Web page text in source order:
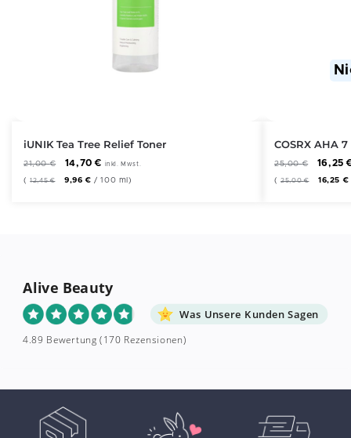
iUNIK Tea Tree Relief Toner
21,00€ 14,70€ inkl. Mwst.
(12,45€ 9,96€ /100 ml)
COSRX AHA
25,00€ 16,25
(25,00€ 16,25€
Alive Beauty
Was Unsere Kunden Sagen
4.89 Bewertung (170 Rezensionen)